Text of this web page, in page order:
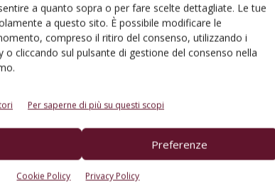
a quanto sopra o per fare scelte dettagliate. Le tue
a questo sito. È possibile modificare le
compreso il ritiro del consenso, utilizzando i
o cliccando sul pulsante di gestione del consenso nella
Per saperne di più su questi scopi
Preferenze
Cookie Policy Privacy Policy